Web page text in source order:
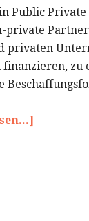
Public
private
privaten
finanzieren, zu